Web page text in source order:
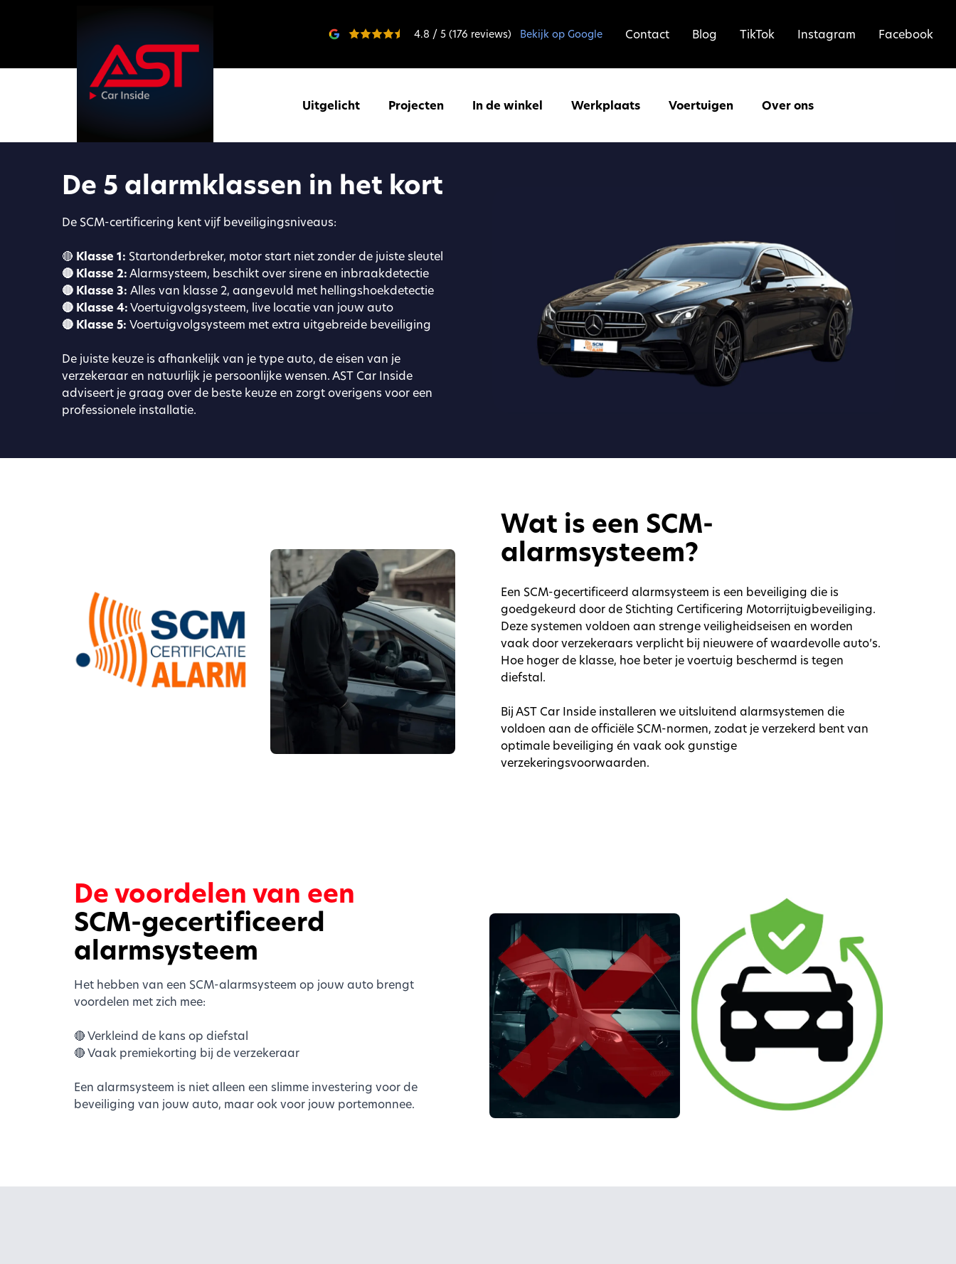
4.8 / 5 (176 reviews) Bekijk op Google Contact Blog TikTok Instagram Facebook
Uitgelicht Projecten In de winkel Werkplaats Voertuigen Over ons
De 5 alarmklassen in het kort
De SCM-certificering kent vijf beveiligingsniveaus:
🔴 Klasse 1: Startonderbreker, motor start niet zonder de juiste sleutel
🔴 Klasse 2:Alarmsysteem, beschikt over sirene en inbraakdetectie
🔴 Klasse 3: Alles van klasse 2, aangevuld met hellingshoekdetectie
🔴 Klasse 4:Voertuigvolgsysteem, live locatie van jouw auto
🔴 Klasse 5: Voertuigvolgsysteem met extra uitgebreide beveiliging
De juiste keuze is afhankelijk van je type auto, de eisen van je
verzekeraar en natuurlijk je persoonlijke wensen. AST Car Inside
adviseert je graag over de beste keuze en zorgt overigens voor een
professionele installatie.
Wat is een SCM-
alarmsysteem?
Een SCM-gecertificeerd alarmsysteem is een beveiliging die is
goedgekeurd door de Stichting Certificering Motorrijtuigbeveiliging.
Deze systemen voldoen aan strenge veiligheidseisen en worden
vaak door verzekeraars verplicht bij nieuwere of waardevolle auto’s.
Hoe hoger de klasse, hoe beter je voertuig beschermd is tegen
diefstal.
Bij AST Car Inside installeren we uitsluitend alarmsystemen die
voldoen aan de officiële SCM-normen, zodat je verzekerd bent van
optimale beveiliging én vaak ook gunstige
verzekeringsvoorwaarden.
De voordelen van een
SCM-gecertificeerd
alarmsysteem
Het hebben van een SCM-alarmsysteem op jouw auto brengt
voordelen met zich mee:
🔴 Verkleind de kans op diefstal
🔴 Vaak premiekorting bij de verzekeraar
Een alarmsysteem is niet alleen een slimme investering voor de
beveiliging van jouw auto, maar ook voor jouw portemonnee.